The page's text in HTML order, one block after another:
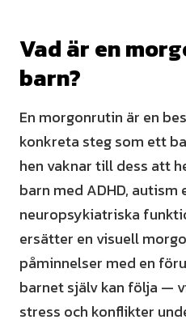
Vad är en
barn?
En morgonrutin är en
konkreta steg som ett
hen vaknar till dess att
barn med ADHD, autism
neuropsykiatriska
ersätter en visuell
påminnelser med en
barnet själv kan följa —
stress och konflikter